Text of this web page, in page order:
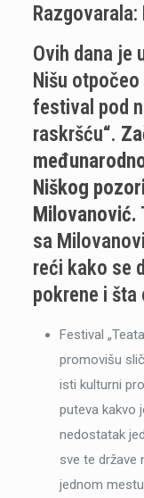
Ovih dana je
Nišu
festival pod
raskršću“.
Niškog
Milovanović.
sa
reći kako se
pokrene i
Festival
promovišu
isti kulturni
puteva kakvo
nedostatak
sve te države
jednom